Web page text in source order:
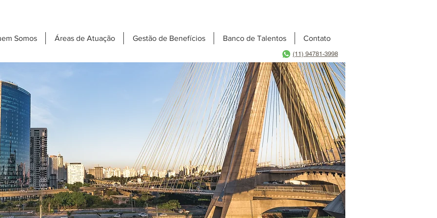
Somos Áreas de Atuação Gestão de Benefícios Banco de Talentos Contato
(11) 94781-3998